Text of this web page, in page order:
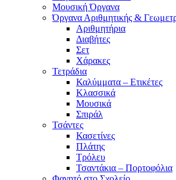
Μουσική Όργανα
Όργανα Αριθμητικής &
Αριθμητήρια
Διαβήτες
Σετ
Χάρακες
Τετράδια
Καλύμματα – Ετικέτες
Κλασσικά
Μουσικά
Σπιράλ
Τσάντες
Κασετίνες
Πλάτης
Τρόλευ
Τσαντάκια – Πορτοφόλια